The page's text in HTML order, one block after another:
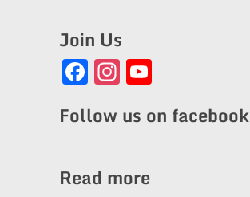
Join Us
Facebook
Instagram
YouTube
Follow us on facebook
Read more